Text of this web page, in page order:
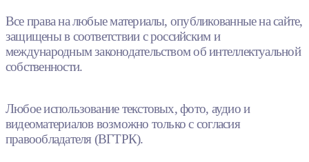
Все права на любые материалы, опубликованные на сайте,
защищены в соответствии с российским и
международным законодательством об интеллектуальной
собственности.
Любое использование текстовых, фото, аудио и
видеоматериалов возможно только с согласия
правообладателя (ВГТРК).